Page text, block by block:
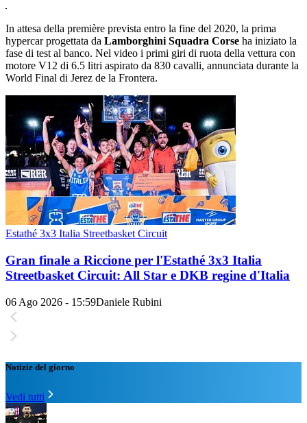
In attesa della première prevista entro la fine del 2020, la prima
hypercar progettata da Lamborghini Squadra Corse ha iniziato la
fase di test al banco. Nel video i primi giri di ruota della vettura con
motore V12 di 6.5 litri aspirato da 830 cavalli, annunciata durante la
World Final di Jerez de la Frontera.
Estathé 3x3 Italia Streetbasket Circuit
Gran finale a Riccione per l'Estathé 3x3 Italia
Streetbasket Circuit: All Star e DKB regine d'Italia
06 Ago 2026 - 15:59Daniele Rubini
Notizie del giorno
Vedi tutti